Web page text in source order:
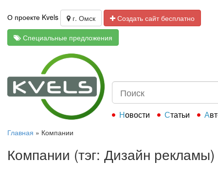
О проекте Kvels г. Омск
Создать сайт бесплатно
Специальные предложения
Новости Статьи
Главная » Компании
Компании (тэг: Дизайн рекламы)